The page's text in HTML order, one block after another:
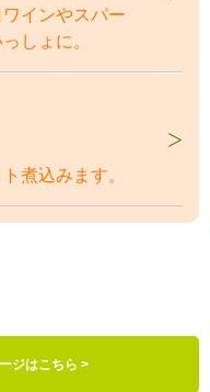
インやスパー
しょに。
煮込みます。
ジはこちら >